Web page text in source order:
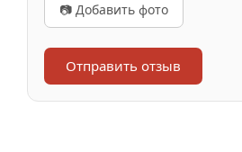
📷 Добавить фото
Отправить отзыв